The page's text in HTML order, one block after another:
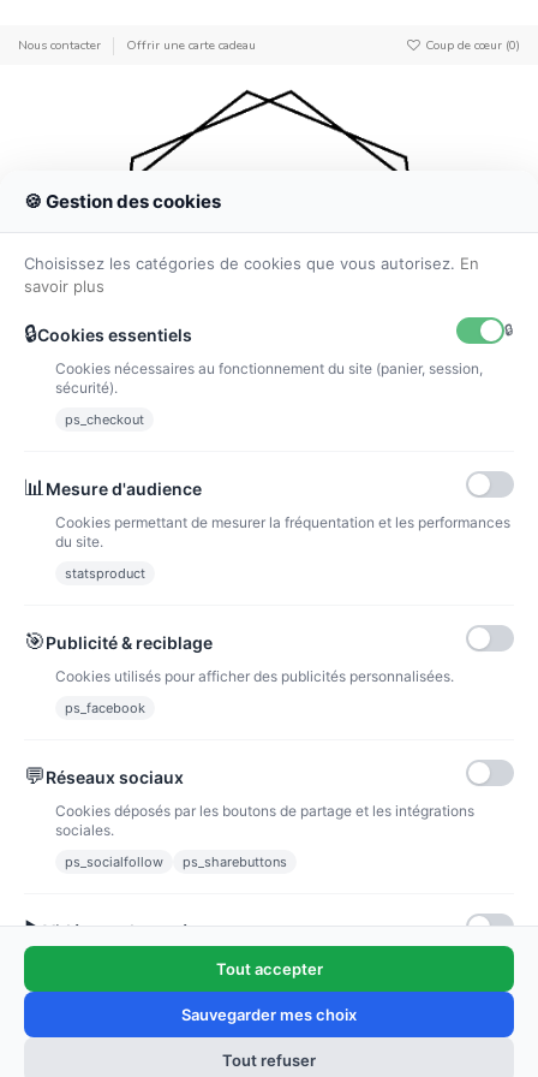
Nous contacter Offrir une carte cadeau Coup de cœur (0)
Accueil Anniversaires & Tables gourmandes
Minnie Mickey
VOTRE COMPTE
Nous contacter
Newsletter
🍪 Gestion des cookies
Choisissez les catégories de cookies que vous autorisez. En
savoir plus
🔒Cookies essentiels 🔒
Cookies nécessaires au fonctionnement du site (panier, session,
sécurité).
ps_checkout
📊 Mesure d'audience
Cookies permettant de mesurer la fréquentation et les performances
du site.
statsproduct
🎯Publicité & reciblage
Cookies utilisés pour afficher des publicités personnalisées.
ps_facebook
💬Réseaux sociaux
Cookies déposés par les boutons de partage et les intégrations
sociales.
ps_socialfollow ps_sharebuttons
▶Vidéos embarquées
Cookies déposés par les lecteurs vidéo intégrés (YouTube, Vimeo,
ps_featuredproducts
Tout accepter
Sauvegarder mes choix
Tout refuser